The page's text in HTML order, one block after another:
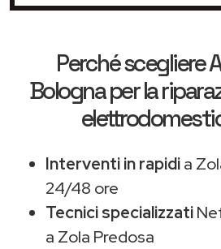
Perché scegliere
Bolognaper la
Interventi in rapidia
24/48 ore
Tecnici specializzati
a Zola Predosa